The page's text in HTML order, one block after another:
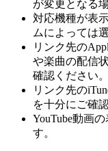
が変更となる
対応機種が表
ムによっては
リンク先の
や楽曲の配信
確認ください。
リンク先の
を十分にご確
YouTube動画
す。